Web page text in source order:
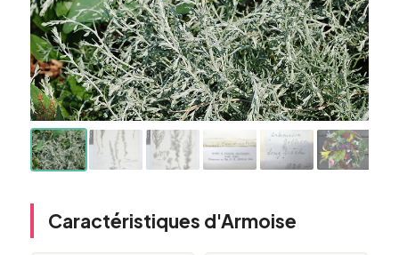
Caractéristiques d'Armoise